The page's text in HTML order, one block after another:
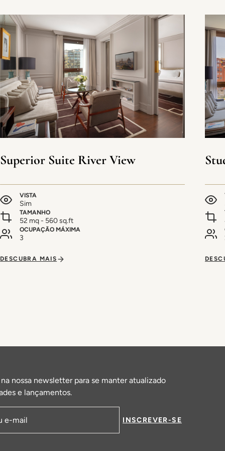
Superior Suite River View
VISTA
Sim
TAMANHO
52 mq - 560 sq.ft
OCUPAÇÃO MÁXIMA
3
DESCUBRA MAIS
nossa newsletter para se manter atualizado
e lançamentos.
email
INSCREVER-SE